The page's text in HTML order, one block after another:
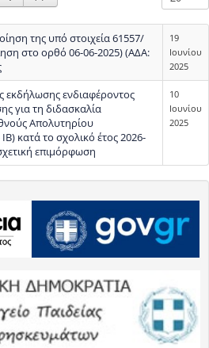
της υπό στοιχεία 61557/
στο ορθό 06-06-2025) (ΑΔΑ:
19
Ιουνίου
2025
ενδιαφέροντος
για τη διδασκαλία
Απολυτηρίου
κατά το σχολικό έτος 2026-
επιμόρφωση
10
Ιουνίου
2025